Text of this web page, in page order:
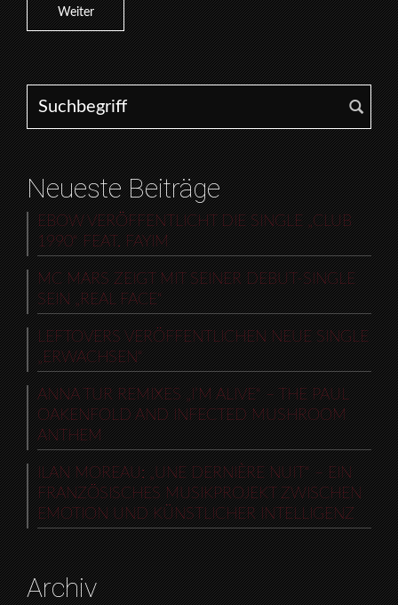
Weiter
Search for:
Neueste Beiträge
EBOW VERÖFFENTLICHT DIE SINGLE „CLUB
1990“ FEAT. FAYIM
MC MARS ZEIGT MIT SEINER DEBUT-SINGLE
SEIN „REAL FACE“
LEFTOVERS VERÖFFENTLICHEN NEUE SINGLE
„ERWACHSEN“
ANNA TUR REMIXES „I’M ALIVE“ – THE PAUL
OAKENFOLD AND INFECTED MUSHROOM
ANTHEM
ILAN MOREAU: „UNE DERNIÈRE NUIT“ – EIN
FRANZÖSISCHES MUSIKPROJEKT ZWISCHEN
EMOTION UND KÜNSTLICHER INTELLIGENZ
Archiv